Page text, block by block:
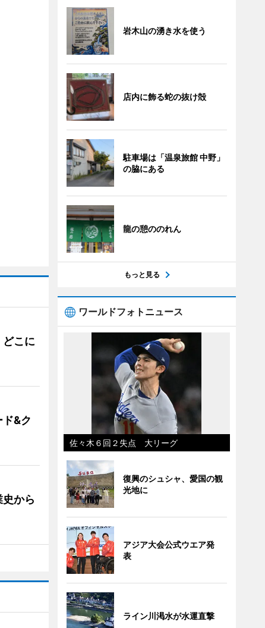
どこに
&ク
から
岩木山の湧き水を使う
店内に飾る蛇の抜け殻
駐車場は「温泉旅館 中野」
の脇にある
龍の憩ののれん
もっと見る
ワールドフォトニュース
佐々木６回２失点 大リーグ
復興のシュシャ、愛国の観
光地に
アジア大会公式ウエア発
表
ライン川渇水が水運直撃